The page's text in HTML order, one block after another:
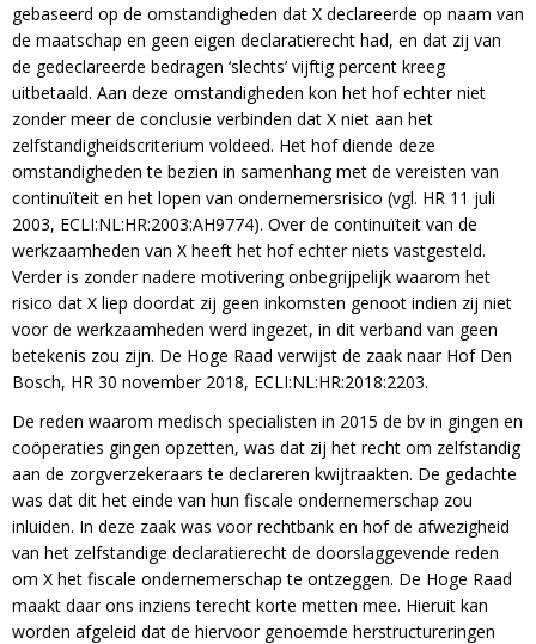
gebaseerd op de omstandigheden dat X declareerde op naam van
de maatschap en geen eigen declaratierecht had, en dat zij van
de gedeclareerde bedragen ‘slechts’ vijftig percent kreeg
uitbetaald. Aan deze omstandigheden kon het hof echter niet
zonder meer de conclusie verbinden dat X niet aan het
zelfstandigheidscriterium voldeed. Het hof diende deze
omstandigheden te bezien in samenhang met de vereisten van
continuïteit en het lopen van ondernemersrisico (vgl. HR 11 juli
2003, ECLI:NL:HR:2003:AH9774). Over de continuïteit van de
werkzaamheden van X heeft het hof echter niets vastgesteld.
Verder is zonder nadere motivering onbegrijpelijk waarom het
risico dat X liep doordat zij geen inkomsten genoot indien zij niet
voor de werkzaamheden werd ingezet, in dit verband van geen
betekenis zou zijn. De Hoge Raad verwijst de zaak naar Hof Den
Bosch, HR 30 november 2018, ECLI:NL:HR:2018:2203.
De reden waarom medisch specialisten in 2015 de bv in gingen en
coöperaties gingen opzetten, was dat zij het recht om zelfstandig
aan de zorgverzekeraars te declareren kwijtraakten. De gedachte
was dat dit het einde van hun fiscale ondernemerschap zou
inluiden. In deze zaak was voor rechtbank en hof de afwezigheid
van het zelfstandige declaratierecht de doorslaggevende reden
om X het fiscale ondernemerschap te ontzeggen. De Hoge Raad
maakt daar ons inziens terecht korte metten mee. Hieruit kan
worden afgeleid dat de hiervoor genoemde herstructureringen